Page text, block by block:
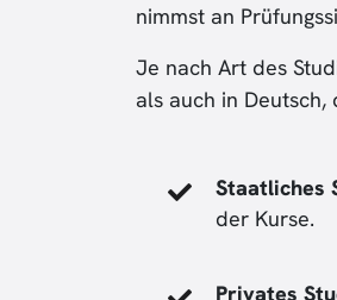
nimmst an
Je nach Art des
als auch in
Staatliches
der Kurse.
Privates